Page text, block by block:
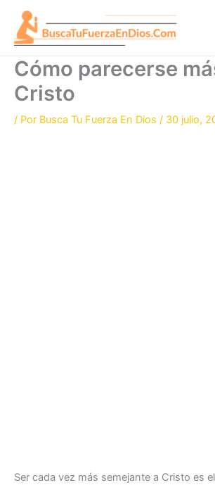
contenido
Cómo parecerse
Cristo
/ Por Busca Tu Fuerza En Dios / 30 julio,
Ser cada vez más semejante a Cristo es